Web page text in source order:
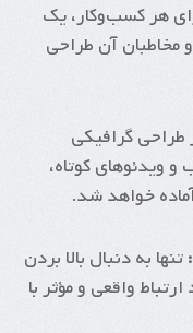
هر کسب‌وکار، یک
مخاطبان آن طراحی
طراحی گرافیکی
ویدئوهای کوتاه،
خواهد شد.
تنها به دنبال بالا بردن
واقعی و مؤثر با